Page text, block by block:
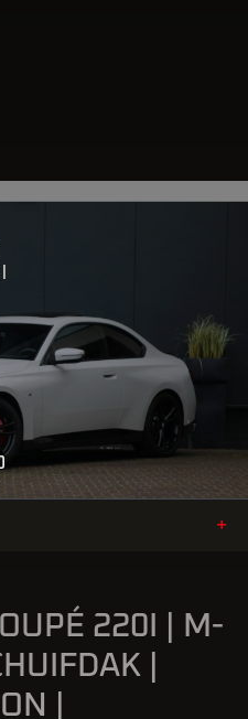
+
220I | M-
|
|